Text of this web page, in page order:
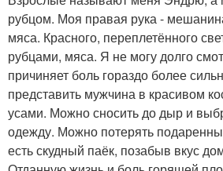
рубцом. Моя правая рука -
мяса. Красного, переплетённого
рубцами, мяса. Я не могу долго
причиняет боль гораздо более
представить мужчина в красивом
усами. Можно сносить до дыр и
одежду. Можно потерять
есть скудный паёк, позабыв вкус